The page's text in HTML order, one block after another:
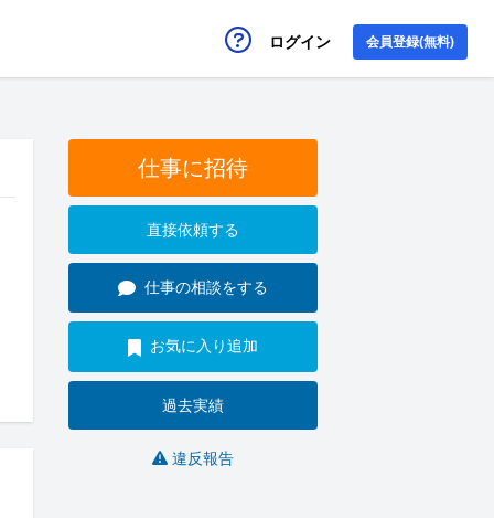
ログイン 会員登録(無料)
仕事に招待
直接依頼する
仕事の相談をする
お気に入り追加
過去実績
違反報告